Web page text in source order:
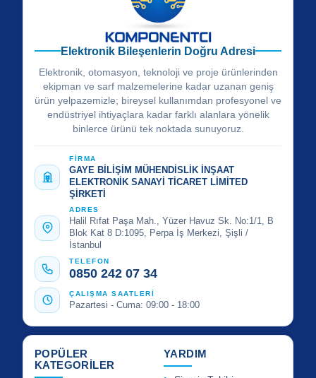
Elektronik Bileşenlerin Doğru Adresi
Elektronik, otomasyon, teknoloji ve proje ürünlerinden
ekipman ve sarf malzemelerine kadar uzanan geniş
ürün yelpazemizle; bireysel kullanımdan profesyonel ve
endüstriyel ihtiyaçlara kadar farklı alanlara yönelik
binlerce ürünü tek noktada sunuyoruz.
FİRMA
GAYE BİLİŞİM MÜHENDİSLİK İNŞAAT
ELEKTRONİK SANAYİ TİCARET LİMİTED
ŞİRKETİ
ADRES
Halil Rıfat Paşa Mah., Yüzer Havuz Sk. No:1/1, B
Blok Kat 8 D:1095, Perpa İş Merkezi, Şişli /
İstanbul
TELEFON
0850 242 07 34
ÇALIŞMA SAATLERİ
Pazartesi - Cuma: 09:00 - 18:00
POPÜLER
KATEGORİLER
YARDIM